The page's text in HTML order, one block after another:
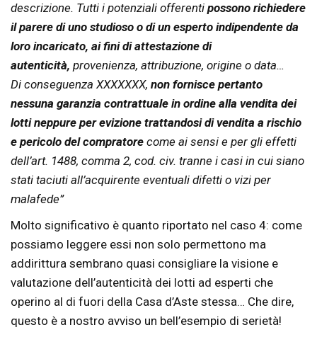
descrizione. Tutti i potenziali offerenti possono richiedere
il parere di uno studioso o di un esperto indipendente da
loro incaricato, ai fini di attestazione di
autenticità, provenienza, attribuzione, origine o data…
Di conseguenza XXXXXXX, non fornisce pertanto
nessuna garanzia contrattuale in ordine alla vendita dei
lotti neppure per evizione trattandosi di vendita a rischio
e pericolo del compratore come ai sensi e per gli effetti
dell’art. 1488, comma 2, cod. civ. tranne i casi in cui siano
stati taciuti all’acquirente eventuali difetti o vizi per
malafede”
Molto significativo è quanto riportato nel caso 4: come
possiamo leggere essi non solo permettono ma
addirittura sembrano quasi consigliare la visione e
valutazione dell’autenticità dei lotti ad esperti che
operino al di fuori della Casa d’Aste stessa… Che dire,
questo è a nostro avviso un bell’esempio di serietà!